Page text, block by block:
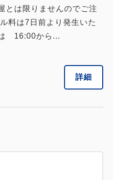
とは限りませんのでご注
は7日前より発生いた
16:00から...
詳細